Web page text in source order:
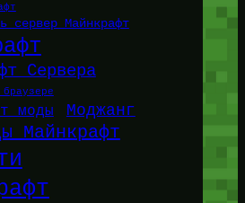
сервер Майнкрафт
Сервера
моды Моджанг
Майнкрафт